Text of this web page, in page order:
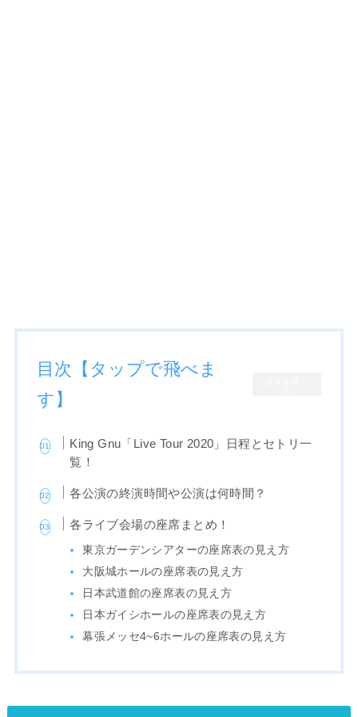
目次【タップで飛べま
す】
King Gnu「Live Tour 2020」日程とセトリ一
覧！
各公演の終演時間や公演は何時間？
各ライブ会場の座席まとめ！
東京ガーデンシアターの座席表の見え方
大阪城ホールの座席表の見え方
日本武道館の座席表の見え方
日本ガイシホールの座席表の見え方
幕張メッセ4~6ホールの座席表の見え方